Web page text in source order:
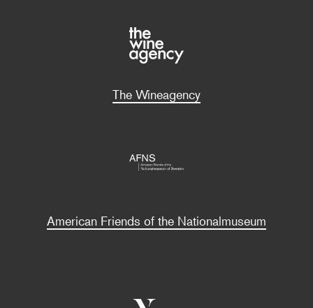
The Wineagency
American Friends of the Nationalmuseum